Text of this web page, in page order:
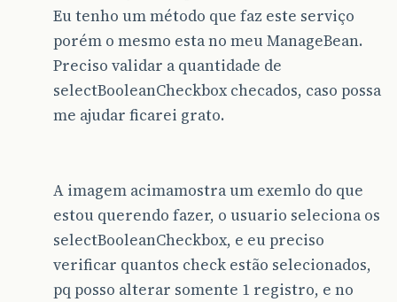
Eu tenho um método que faz este serviço
porém o mesmo esta no meu ManageBean.
Preciso validar a quantidade de
selectBooleanCheckbox checados, caso possa
me ajudar ficarei grato.
A imagem acimamostra um exemlo do que
estou querendo fazer, o usuario seleciona os
selectBooleanCheckbox, e eu preciso
verificar quantos check estão selecionados,
pq posso alterar somente 1 registro, e no